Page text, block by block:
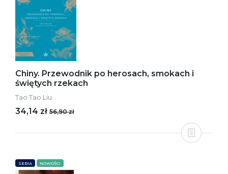
Chiny. Przewodnik po herosach, smokach i
świętych rzekach
Tao Tao Liu
34,14 zł 56,90 zł
SERIA NOWOŚCI